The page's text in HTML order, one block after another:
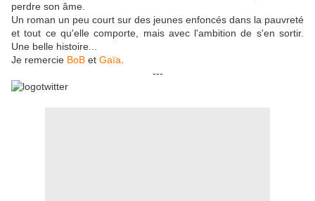
perdre son âme.
Un roman un peu court sur des jeunes enfoncés dans la pauvreté
et tout ce qu'elle comporte, mais avec l'ambition de s'en sortir.
Une belle histoire...
Je remercie BoB et Gaïa
---